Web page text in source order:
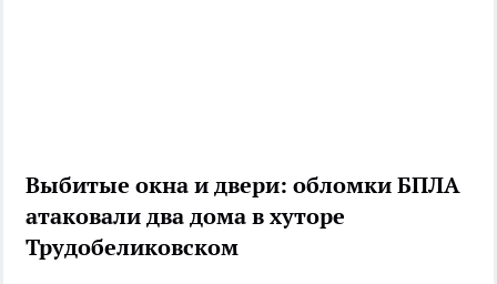
Выбитые окна и двери: обломки БПЛА
атаковали два дома в хуторе
Трудобеликовском